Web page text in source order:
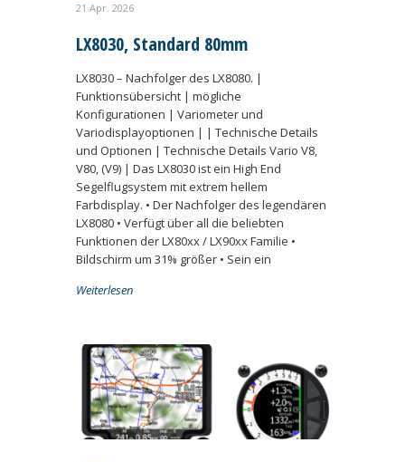
21 Apr. 2026
LX8030, Standard 80mm
LX8030 – Nachfolger des LX8080. |
Funktionsübersicht | mögliche
Konfigurationen | Variometer und
Variodisplayoptionen | | Technische Details
und Optionen | Technische Details Vario V8,
V80, (V9) | Das LX8030 ist ein High End
Segelflugsystem mit extrem hellem
Farbdisplay. • Der Nachfolger des legendären
LX8080 • Verfügt über all die beliebten
Funktionen der LX80xx / LX90xx Familie •
Bildschirm um 31% größer • Sein ein
Weiterlesen